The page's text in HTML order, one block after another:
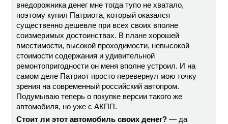
внедорожника денег мне тогда тупо не хватало,
поэтому купил Патриота, который оказался
существенно дешевле при всех своих вполне
соизмеримых достоинствах. В плане хорошей
вместимости, высокой проходимости, невысокой
стоимости содержания и удивительной
ремонтопригодности он меня вполне устроил. И на
самом деле Патриот просто перевернул мою точку
зрения на современный российский автопром.
Подумываю теперь о покупке версии такого же
автомобиля, но уже с АКПП.
Стоит ли этот автомобиль своих денег? — да